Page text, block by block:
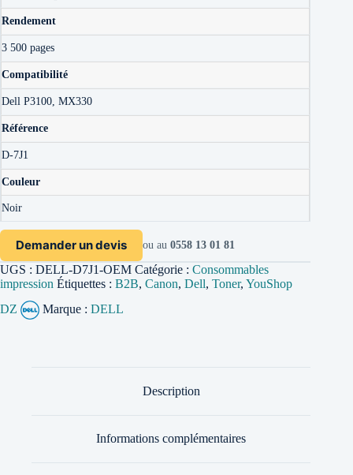
Rendement
3 500 pages
Compatibilité
Dell P3100, MX330
Référence
D-7J1
Couleur
Noir
Demander un devis ou au 0558 13 01 81
UGS : DELL-D7J1-OEM Catégorie : Consommables
impression Étiquettes : B2B, Canon, Dell, Toner, YouShop
DZ
Marque : DELL
Description
Informations complémentaires